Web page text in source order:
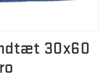
30x60